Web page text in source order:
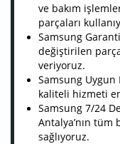
ve bakım
parçaları
Samsung
değiştirilen
veriyoruz.
Samsung
kaliteli hizmeti
Samsung 7/24
Antalya’nın tüm
sağlıyoruz.